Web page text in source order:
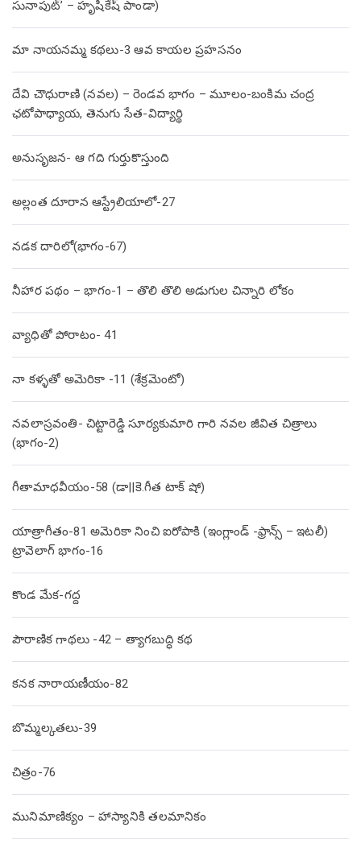
సునాపుట్’ – హృషికేష్ పాండా)
మా నాయనమ్మ కథలు-3 ఆవ కాయల ప్రహసనం
దేవి చౌధురాణి (నవల) – రెండవ భాగం – మూలం-బంకిమ చంద్ర
ఛటోపాధ్యాయ, తెనుగు సేత-విద్యార్థి
అనుసృజన- ఆ గది గుర్తుకొస్తుంది
అల్లంత దూరాన ఆస్ట్రేలియాలో-27
నడక దారిలో(భాగం-67)
నీహార పథం – భాగం-1 – తొలి తొలి అడుగుల చిన్నారి లోకం
వ్యాధితో పోరాటం- 41
నా కళ్ళతో అమెరికా -11 (శేక్రమెంటో)
నవలాస్రవంతి- చిట్టారెడ్డి సూర్యకుమారి గారి నవల జీవిత చిత్రాలు
(భాగం-2)
గీతామాధవీయం-58 (డా||కె.గీత టాక్ షో)
యాత్రాగీతం-81 అమెరికా నించి ఐరోపాకి (ఇంగ్లాండ్ -ఫ్రాన్స్ – ఇటలీ)
ట్రావెలాగ్ భాగం-16
కొండ మేక-గద్ద
పౌరాణిక గాథలు -42 – త్యాగబుద్ధి కథ
కనక నారాయణీయం-82
బొమ్మల్కతలు-39
చిత్రం-76
మునిమాణిక్యం – హాస్యానికి తలమానికం